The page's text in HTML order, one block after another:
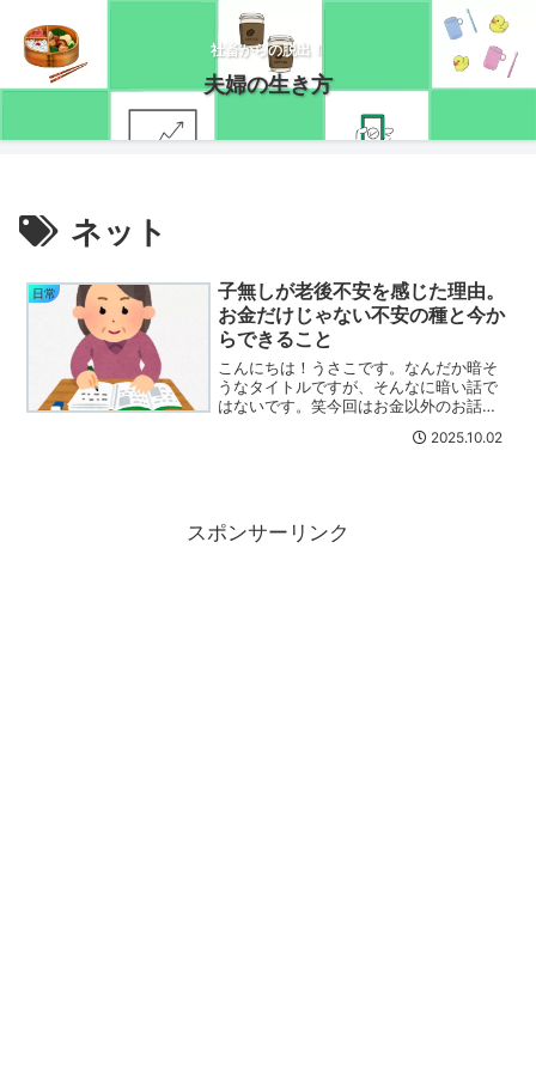
社畜からの脱出！
夫婦の生き方
ネット
日常
子無しが老後不安を感じた理由。
お金だけじゃない不安の種と今か
らできること
こんにちは！うさこです。なんだか暗そ
うなタイトルですが、そんなに暗い話で
はないです。笑今回はお金以外のお話で
い？生涯未婚の人が増えている世の中な
2025.10.02
スポンサーリンク